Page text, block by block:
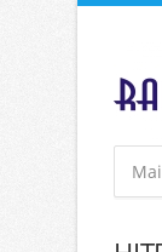
Ugrás a tartalomra